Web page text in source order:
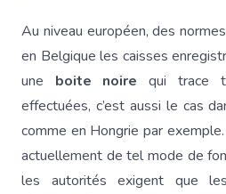
Au niveau européen, des
en Belgique les caisses
une boite noire qui trace
effectuées, c’est aussi le cas
comme en Hongrie par
actuellement de tel mode de
les autorités exigent que